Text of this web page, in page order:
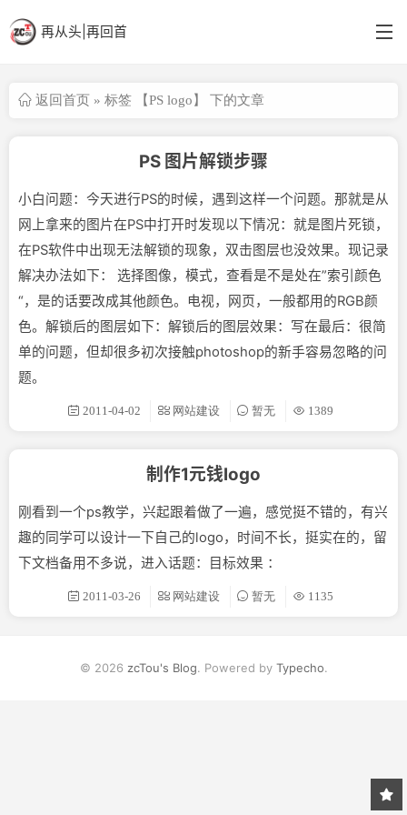
再从头|再回首
首页
结构更新
备忘
返回首页 » 标签 【PS logo】 下的文章
PS 图片解锁步骤
小白问题：今天进行PS的时候，遇到这样一个问题。那就是从
网上拿来的图片在PS中打开时发现以下情况：就是图片死锁，
在PS软件中出现无法解锁的现象，双击图层也没效果。现记录
解决办法如下： 选择图像，模式，查看是不是处在”索引颜色
“，是的话要改成其他颜色。电视，网页，一般都用的RGB颜
色。解锁后的图层如下：解锁后的图层效果：写在最后：很简
单的问题，但却很多初次接触photoshop的新手容易忽略的问
题。
2011-04-02 网站建设 暂无 1389
制作1元钱logo
刚看到一个ps教学，兴起跟着做了一遍，感觉挺不错的，有兴
趣的同学可以设计一下自己的logo，时间不长，挺实在的，留
下文档备用不多说，进入话题：目标效果 ：
2011-03-26 网站建设 暂无 1135
© 2026 zcTou's Blog. Powered by Typecho.